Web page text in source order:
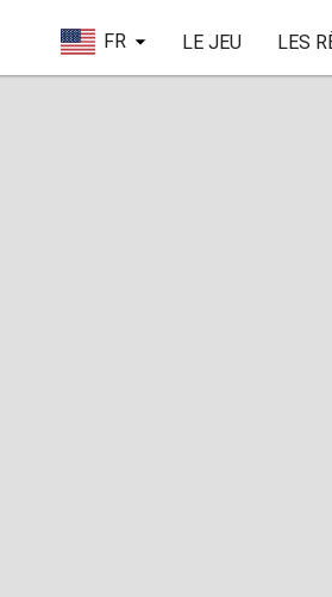
FR LE JEU LES